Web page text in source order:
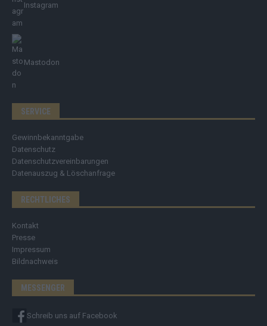
Instagram
Mastodon
SERVICE
Gewinnbekanntgabe
Datenschutz
Datenschutzvereinbarungen
Datenauszug & Löschanfrage
RECHTLICHES
Kontakt
Presse
Impressum
Bildnachweis
MESSENGER
Schreib uns auf Facebook